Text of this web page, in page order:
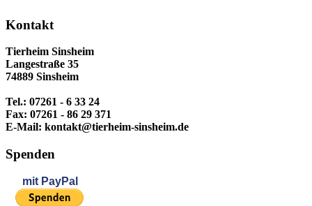
Kontakt
Tierheim Sinsheim
Langestraße 35
74889 Sinsheim
Tel.: 07261 - 6 33 24
Fax: 07261 - 86 29 371
E-Mail: kontakt@tierheim-sinsheim.de
Spenden
mit PayPal